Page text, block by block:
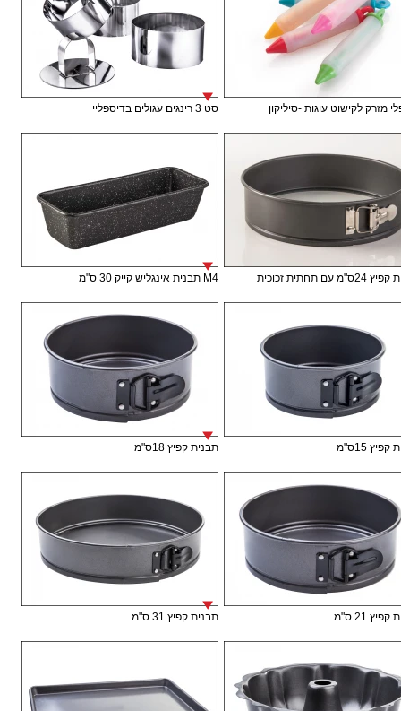
מזרק לקישוט עוגות -סיליקון סט 3 רינגים עגולים בדיספליי
עם תחתית זכוכית M4 תבנית אינגליש קייק 30 ס"מ
15ס"מ תבנית קפיץ 18ס"מ
21 ס"מ תבנית קפיץ 31 ס"מ